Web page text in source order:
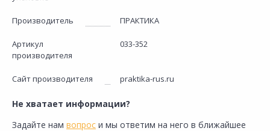
Производитель ПРАКТИКА
Артикул
производителя
033-352
Сайт производителя praktika-rus.ru
Не хватает информации?
Задайте нам вопрос и мы ответим на него в ближайшее